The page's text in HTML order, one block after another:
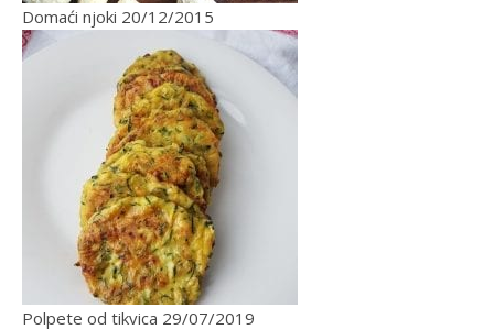
Domaći njoki 20/12/2015
Polpete od tikvica 29/07/2019